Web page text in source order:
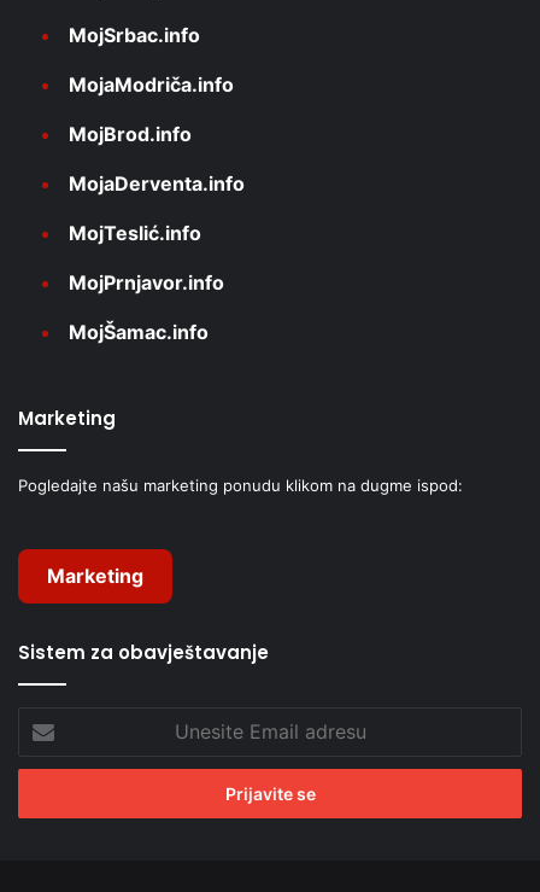
MojSrbac.info
MojaModriča.info
MojBrod.info
MojaDerventa.info
MojTeslić.info
MojPrnjavor.info
MojŠamac.info
Marketing
Pogledajte našu marketing ponudu klikom na dugme ispod:
Marketing
Sistem za obavještavanje
Email
adresu